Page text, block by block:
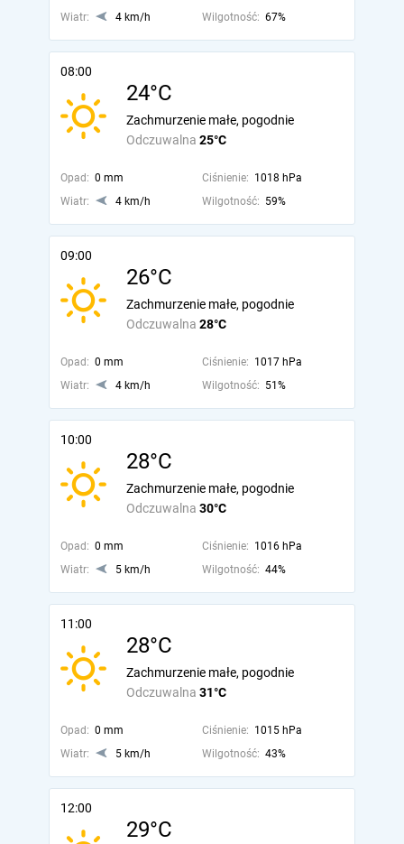
Wiatr: 4 km/h Wilgotność: 67%
08:00
24°C
Odczuwalna 25°C
Zachmurzenie małe, pogodnie
Opad: 0 mm Ciśnienie: 1018 hPa
Wiatr:
4 km/h Wilgotność: 59%
09:00
26°C
Odczuwalna 28°C
Zachmurzenie małe, pogodnie
Opad: 0 mm Ciśnienie: 1017 hPa
Wiatr:
4 km/h Wilgotność: 51%
10:00
28°C
Odczuwalna 30°C
Zachmurzenie małe, pogodnie
Opad: 0 mm Ciśnienie: 1016 hPa
Wiatr:
5 km/h Wilgotność: 44%
11:00
28°C
Odczuwalna 31°C
Zachmurzenie małe, pogodnie
Opad: 0 mm Ciśnienie: 1015 hPa
Wiatr:
5 km/h Wilgotność: 43%
12:00
29°C